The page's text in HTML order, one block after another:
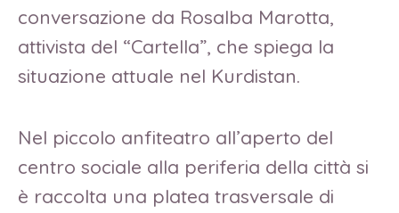
conversazione da Rosalba Marotta,
attivista del “Cartella”, che spiega la
situazione attuale nel Kurdistan.
Nel piccolo anfiteatro all’aperto del
centro sociale alla periferia della città si
è raccolta una platea trasversale di